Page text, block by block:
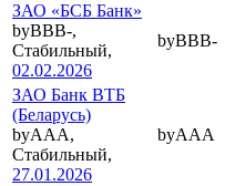
ЗАО «БСБ Банк»
byBBB-,
Стабильный,
02.02.2026
byBBB-
ЗАО Банк ВТБ
(Беларусь)
byAAA,
Стабильный,
27.01.2026
byAAA